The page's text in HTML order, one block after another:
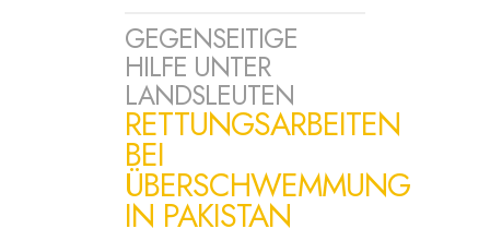
GEGENSEITIGE
HILFE UNTER
LANDSLEUTEN
RETTUNGSARBEITEN
BEI
ÜBERSCHWEMMUNG
IN PAKISTAN